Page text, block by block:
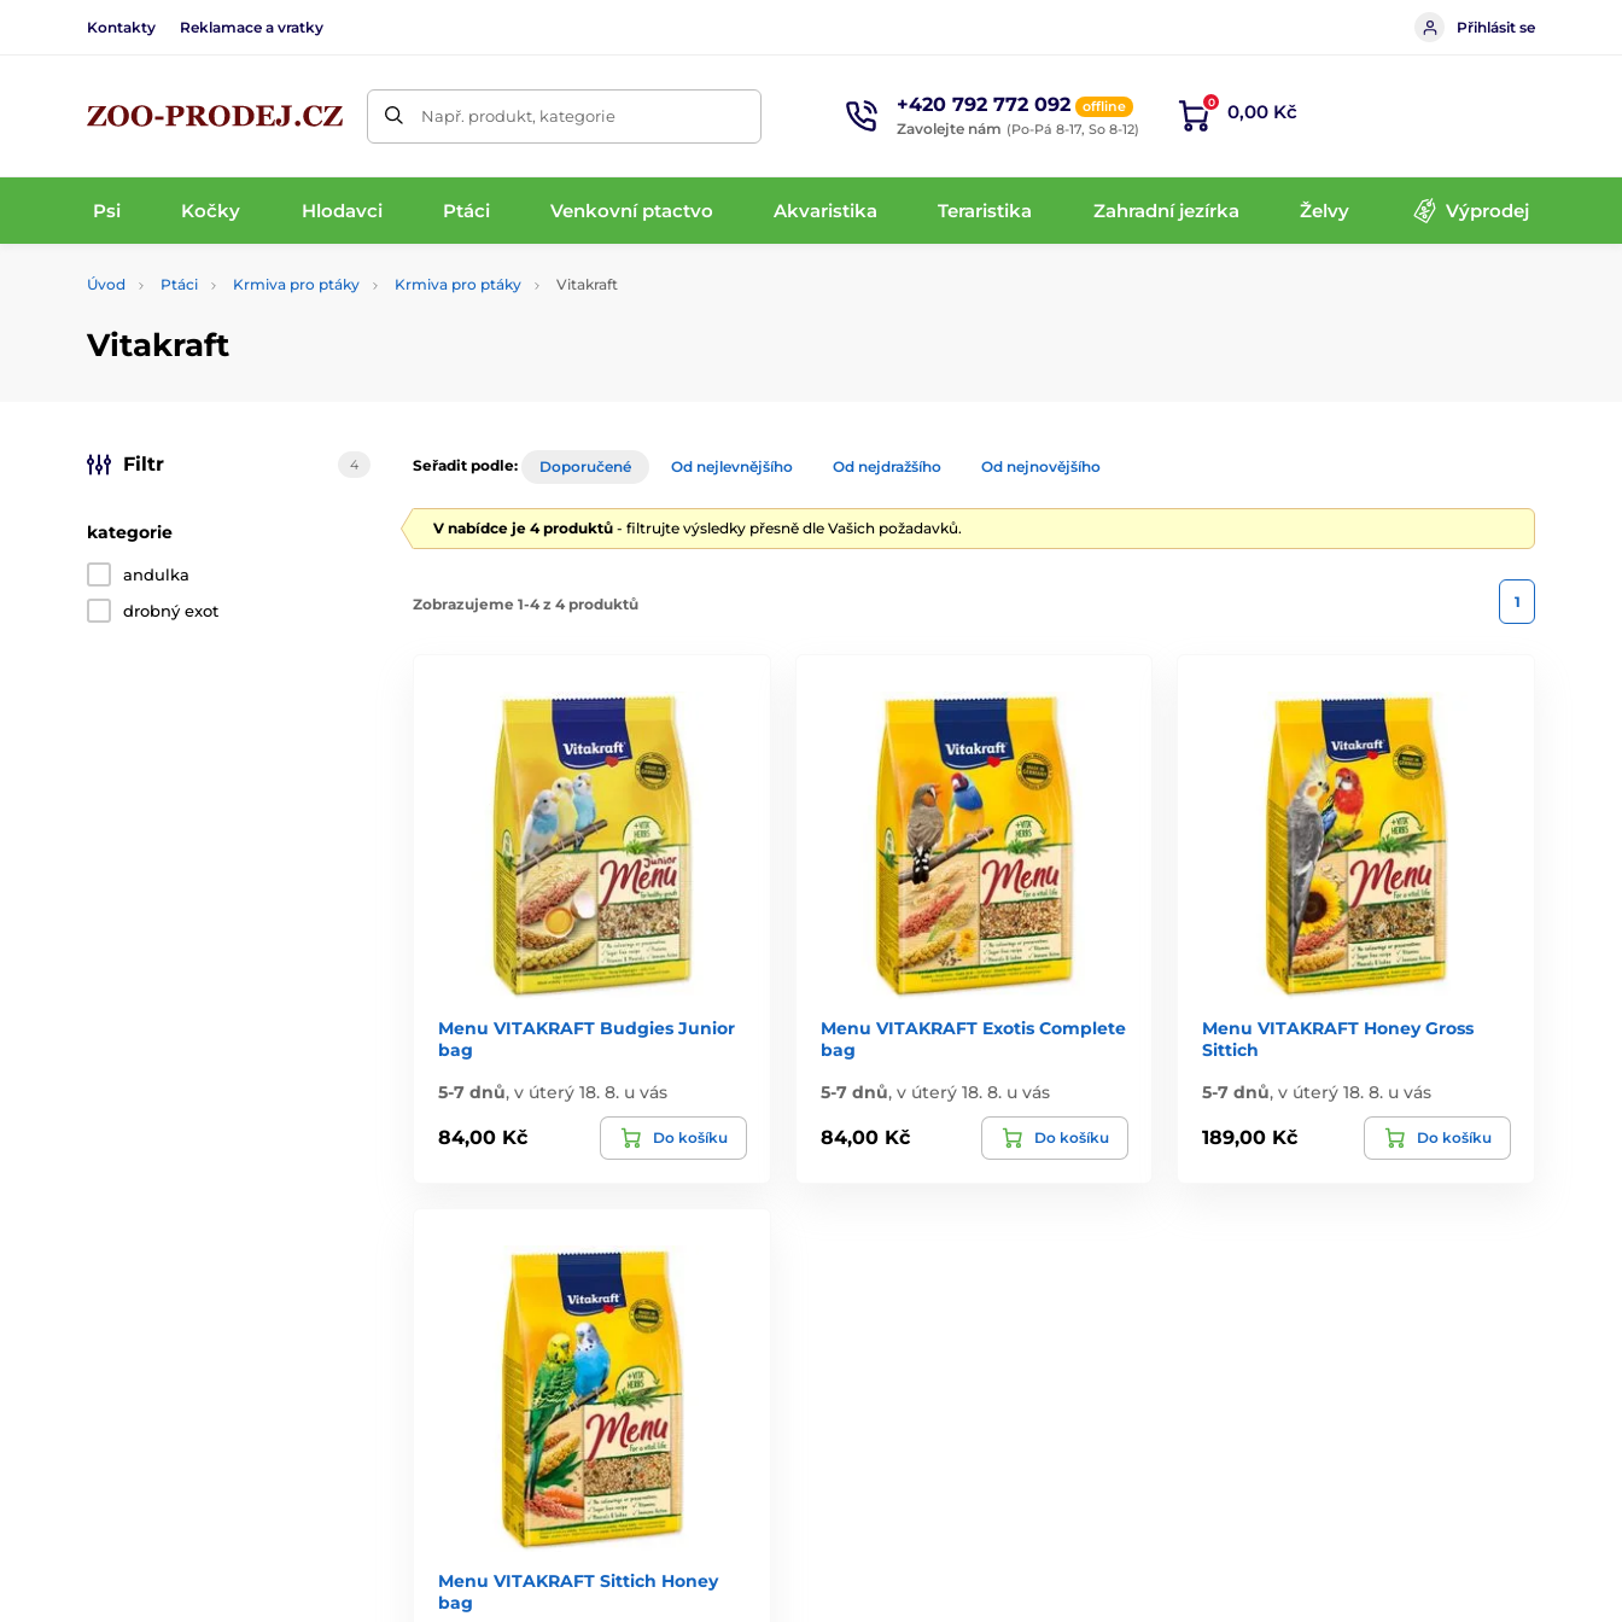
Kontakty Reklamace a vratky Přihlásit se
Např. produkt, kategorie +420 792 772 092 offline
Zavolejte nám (Po-Pá 8-17, So 8-12)
0 0,00 Kč
Psi Kočky Hlodavci Ptáci Venkovní ptactvo Akvaristika Teraristika Zahradní jezírka Želvy Výprodej
Úvod Ptáci Krmiva pro ptáky Krmiva pro ptáky Vitakraft
Vitakraft
Filtr 4
kategorie
andulka
drobný exot
Seřadit podle: Doporučené Od nejlevnějšího Od nejdražšího Od nejnovějšího
V nabídce je 4 produktů - filtrujte výsledky přesně dle Vašich požadavků.
Zobrazujeme 1-4 z 4 produktů 1
Menu VITAKRAFT Budgies Junior
bag
5-7 dnů, v úterý 18. 8. u vás
84,00 Kč Do košíku
Menu VITAKRAFT Exotis Complete
bag
5-7 dnů, v úterý 18. 8. u vás
84,00 Kč Do košíku
Menu VITAKRAFT Honey Gross
Sittich
5-7 dnů,v úterý 18. 8. u vás
189,00 Kč Do košíku
Menu VITAKRAFT Sittich Honey
bag